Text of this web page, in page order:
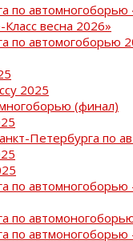
по автомногоборью
весна 2026»
по автомогоборью
2025
(финал)
Петербурга по
по
по
по